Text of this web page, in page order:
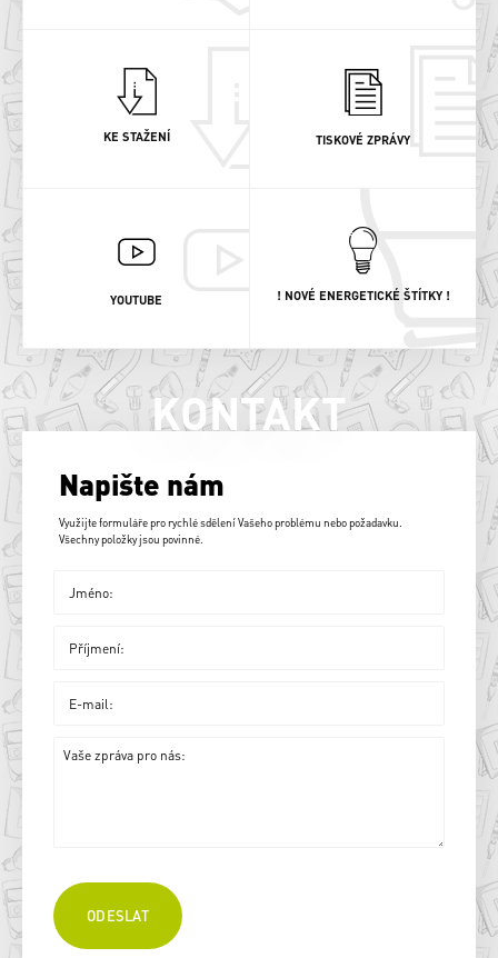
KE STAŽENÍ TISKOVÉ ZPRÁVY
YOUTUBE ! NOVÉ ENERGETICKÉ ŠTÍTKY !
KONTAKT
Napište nám
Využijte formuláře pro rychlé sdělení Vašeho problému nebo požadavku.
Všechny položky jsou povinné.